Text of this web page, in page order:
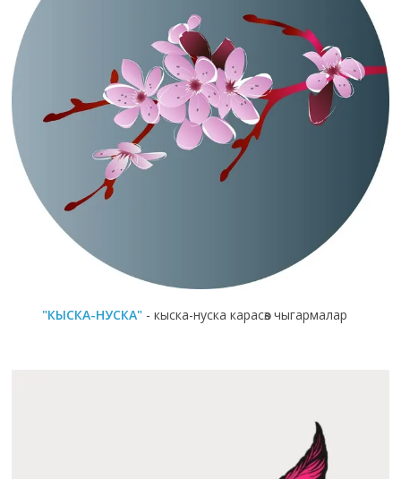
"КЫСКА-НУСКА" - кыска-нуска карасөз чыгармалар